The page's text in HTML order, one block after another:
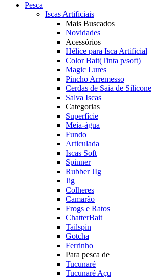
Pesca
Iscas Artificiais
Mais Buscados
Novidades
Acessórios
Hélice para Isca Artificial
Color Bait(Tinta p/soft)
Magic Lures
Pincho Arremesso
Cerdas de Saia de Silicone
Salva Iscas
Categorias
Superfície
Meia-água
Fundo
Articulada
Iscas Soft
Spinner
Rubber JIg
Jig
Colheres
Camarão
Frogs e Ratos
ChatterBait
Tailspin
Gotcha
Ferrinho
Para pesca de
Tucunaré
Tucunaré Açu